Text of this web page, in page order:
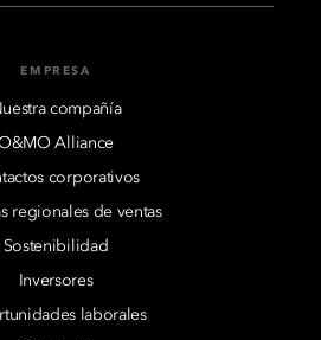
EMPRESA
compañía
Alliance
corporativos
regionales de ventas
Sostenibilidad
Inversores
laborales